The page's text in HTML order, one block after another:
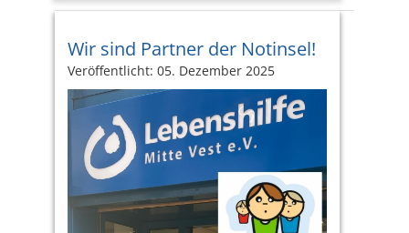
Wir sind Partner der Notinsel!
Veröffentlicht: 05. Dezember 2025